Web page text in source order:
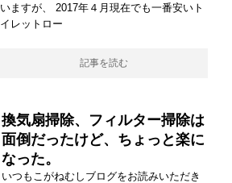
いますが、 2017年４月現在でも一番安いト
イレットロー
記事を読む
換気扇掃除、フィルター掃除は
面倒だったけど、ちょっと楽に
なった。
いつもこがねむしブログをお読みいただき